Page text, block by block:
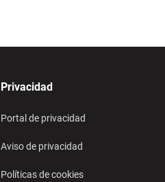
Privacidad
Portal de privacidad
Aviso de privacidad
Políticas de cookies